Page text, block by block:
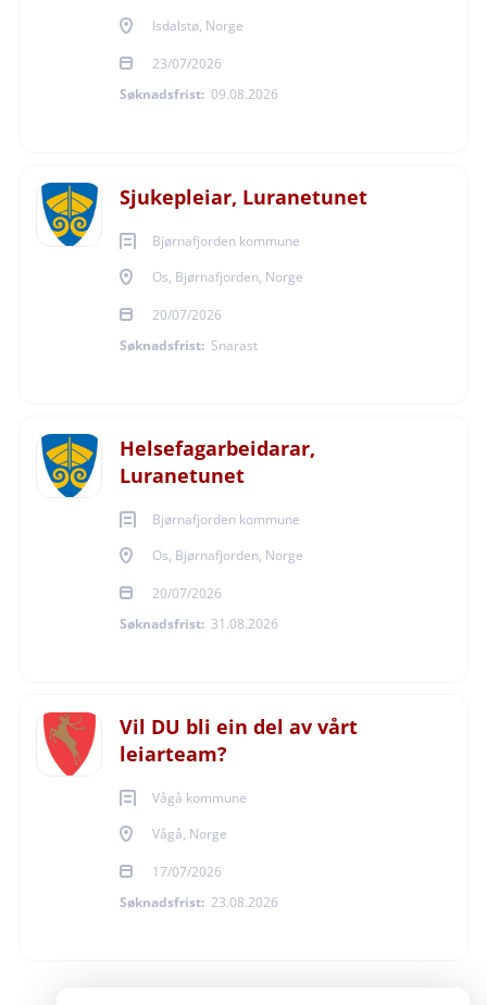
Isdalstø, Norge
23/07/2026
Søknadsfrist: 09.08.2026
Sjukepleiar, Luranetunet
Bjørnafjorden kommune
Os, Bjørnafjorden, Norge
20/07/2026
Søknadsfrist: Snarast
Helsefagarbeidarar,
Luranetunet
Bjørnafjorden kommune
Os, Bjørnafjorden, Norge
20/07/2026
Søknadsfrist: 31.08.2026
Vil DU bli ein del av vårt
leiarteam?
Vågå kommune
Vågå, Norge
17/07/2026
Søknadsfrist: 23.08.2026